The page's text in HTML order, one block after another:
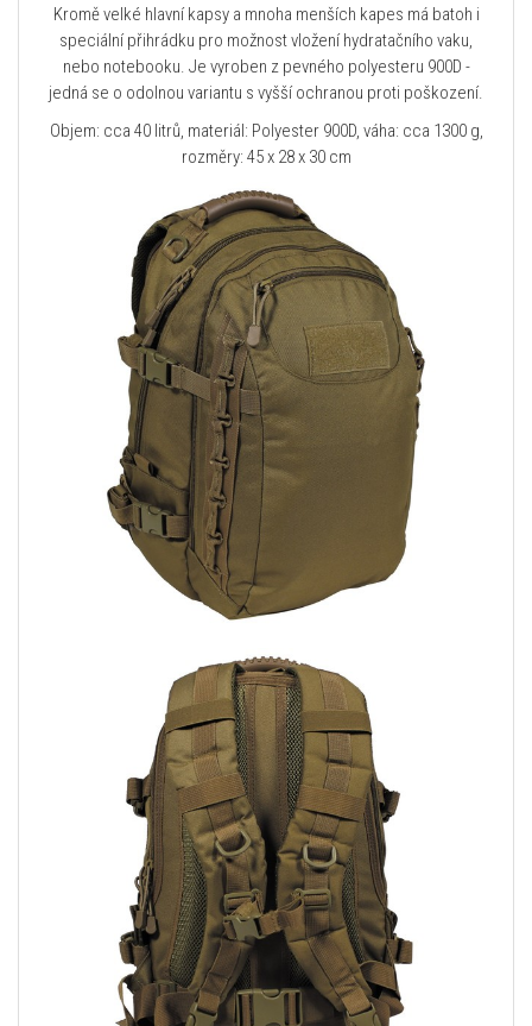
Kromě velké hlavní kapsy a mnoha menších kapes má batoh i
speciální přihrádku pro možnost vložení hydratačního vaku,
nebo notebooku. Je vyroben z pevného polyesteru 900D -
jedná se o odolnou variantu s vyšší ochranou proti poškození.
Objem: cca 40 litrů, materiál: Polyester 900D, váha: cca 1300 g,
rozměry: 45 x 28 x 30 cm